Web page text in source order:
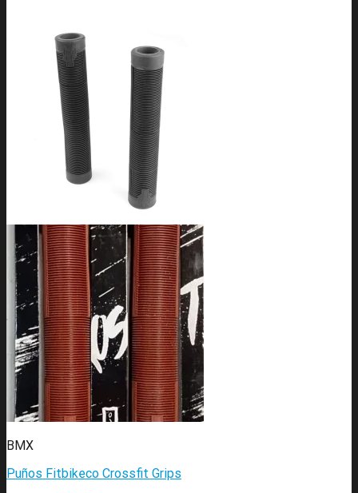
BMX
Puños Fitbikeco Crossfit Grips